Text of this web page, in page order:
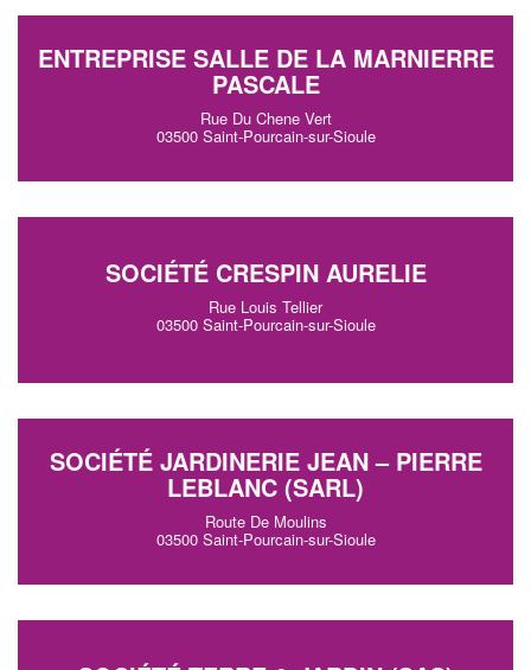
ENTREPRISE SALLE DE LA MARNIERRE
PASCALE
Rue Du Chene Vert
03500 Saint-Pourcain-sur-Sioule
SOCIÉTÉ CRESPIN AURELIE
Rue Louis Tellier
03500 Saint-Pourcain-sur-Sioule
SOCIÉTÉ JARDINERIE JEAN – PIERRE
LEBLANC (SARL)
Route De Moulins
03500 Saint-Pourcain-sur-Sioule